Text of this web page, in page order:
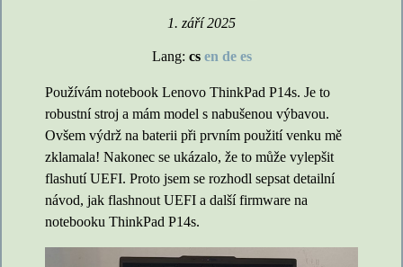
1. září 2025
Lang: cs en de es
Používám notebook Lenovo ThinkPad P14s. Je to
robustní stroj a mám model s nabušenou výbavou.
Ovšem výdrž na baterii při prvním použití venku mě
zklamala! Nakonec se ukázalo, že to může vylepšit
flashutí UEFI. Proto jsem se rozhodl sepsat detailní
návod, jak flashnout UEFI a další firmware na
notebooku ThinkPad P14s.